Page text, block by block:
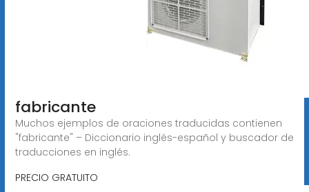
fabricante
Muchos ejemplos de oraciones traducidas contienen
"fabricante" – Diccionario inglés-español y buscador de
traducciones en inglés.
PRECIO GRATUITO